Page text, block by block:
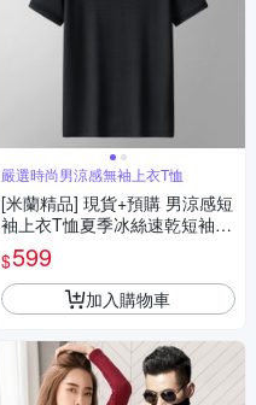
嚴選時尚男涼感無袖上衣T恤
[米蘭精品] 現貨+預購 男涼感短
袖上衣T恤夏季冰絲速乾短袖寬
鬆大尺碼男士運動上衣T恤冰
感-男裝7色74lg1
$599
加入購物車